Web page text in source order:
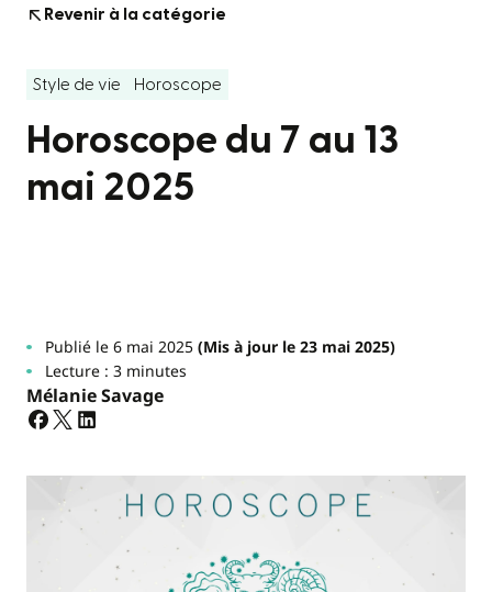
Revenir à la catégorie
Style de vie Horoscope
Horoscope du 7 au 13
mai 2025
Publié le 6 mai 2025(Mis à jour le 23 mai 2025)
Lecture : 3 minutes
Mélanie Savage